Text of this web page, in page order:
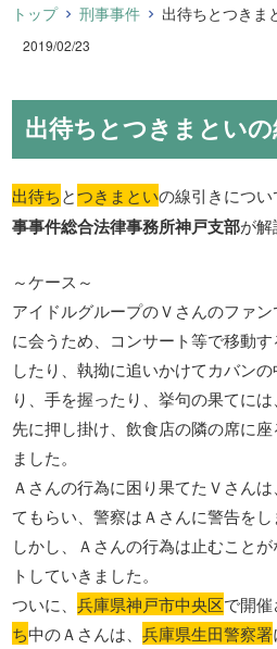
トップ 刑事事件 出待ちとつきま
2019/02/23
出待ちとつきまといの
出待ちとつきまといの線引きにつ
事事件総合法律事務所神戸支部が解
～ケース～
アイドルグループのＶさんのファ
に会うため、コンサート等で移動
したり、執拗に追いかけてカバン
り、手を握ったり、挙句の果てに
先に押し掛け、飲食店の隣の席に
ました。
Ａさんの行為に困り果てたＶさん
てもらい、警察はＡさんに警告をし
しかし、Ａさんの行為は止むこと
トしていきました。
ついに、兵庫県神戸市中央区で開
ち中のＡさんは、兵庫県生田警察署